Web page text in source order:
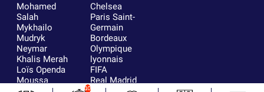
Mohamed
Salah
Mykhailo
Mudryk
Neymar
Khalis Merah
Loïs Openda
Moussa
Chelsea
Paris Saint-
Germain
Bordeaux
Olympique
lyonnais
FIFA
Real Madrid
10